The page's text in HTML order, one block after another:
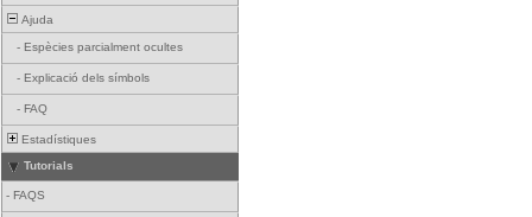
Ajuda
- Espècies parcialment ocultes
- Explicació dels símbols
- FAQ
Estadístiques
Tutorials
- FAQS